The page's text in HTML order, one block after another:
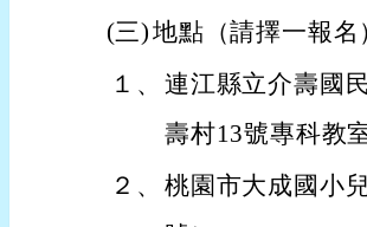
(三)地點（請擇一報名
１、 連江縣立介壽國
壽村13號專科教
２、 桃園市大成國小